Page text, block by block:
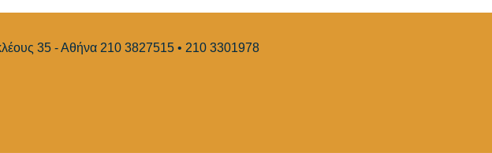
35 - Αθήνα 210 3827515 • 210 3301978